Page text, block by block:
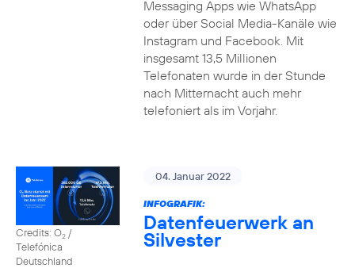
Messaging Apps wie WhatsApp
oder über Social Media-Kanäle wie
Instagram und Facebook. Mit
insgesamt 13,5 Millionen
Telefonaten wurde in der Stunde
nach Mitternacht auch mehr
telefoniert als im Vorjahr.
Credits: O2 /
Telefónica
Deutschland
04. Januar 2022
INFOGRAFIK:
Datenfeuerwerk an
Silvester